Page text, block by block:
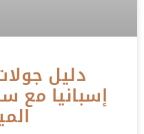
دليل
إسبانيا مع